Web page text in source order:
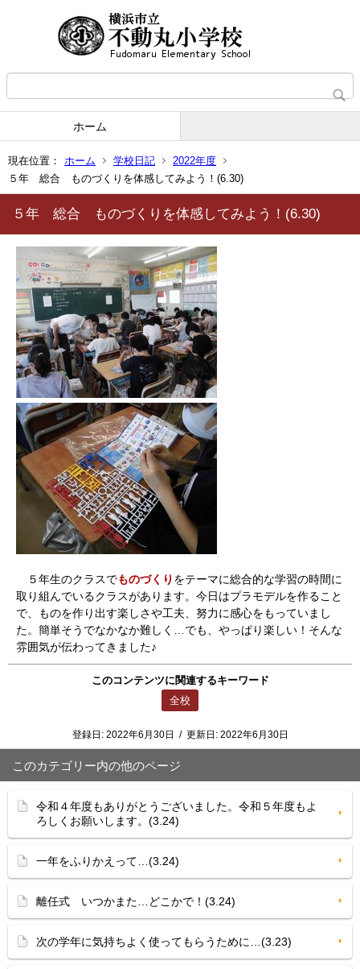
ホーム
現在位置： ホーム 学校日記
2022年度
５年 総合 ものづくりを体感してみよう！(6.30)
５年 総合 ものづくりを体感してみよう！(6.30)
５年生のクラスでものづくり をテーマに総合的な学習の時間に
取り組んでいるクラスがあります。今日はプラモデルを作ること
で、ものを作り出す楽しさや工夫、努力に感心をもっていまし
た。簡単そうでなかなか難しく…でも、やっぱり楽しい！そんな
雰囲気が伝わってきました♪
このコンテンツに関連するキーワード
全校
登録日: 2022年6月30日 / 更新日: 2022年6月30日
このカテゴリー内の他のページ
令和４年度もありがとうございました。令和５年度もよ
ろしくお願いします。(3.24)
一年をふりかえって…(3.24)
離任式 いつかまた…どこかで！(3.24)
次の学年に気持ちよく使ってもらうために…(3.23)